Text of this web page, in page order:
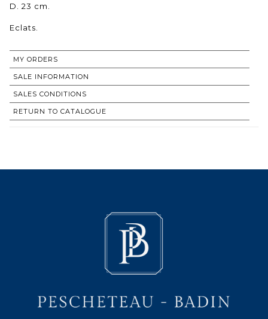
D. 23 cm.
Eclats.
MY ORDERS
SALE INFORMATION
SALES CONDITIONS
RETURN TO CATALOGUE